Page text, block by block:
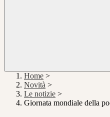
Home >
Novità >
Le notizie >
Giornata mondiale della